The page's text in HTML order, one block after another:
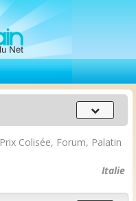
Menu
principal
Prix Colisée, Forum, Palatin
Italie